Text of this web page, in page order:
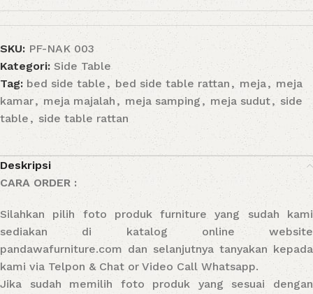
SKU: PF-NAK 003
Kategori: Side Table
Tag: bed side table , bed side table rattan , meja, meja
kamar, meja majalah, meja samping , meja sudut, side
table , side table rattan
Deskripsi
CARA ORDER :
Silahkan pilih foto produk furniture yang sudah kami
sediakan di katalog online website
pandawafurniture.com dan selanjutnya tanyakan kepada
kami via Telpon & Chat or Video Call Whatsapp.
Jika sudah memilih foto produk yang sesuai dengan